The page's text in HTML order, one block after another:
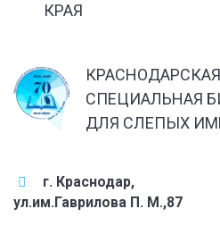
КРАЯ
СПЕЦИАЛЬНАЯ
ДЛЯ СЛЕПЫХ
г. Краснодар,
ул.им.Гаврилова П. М.,87